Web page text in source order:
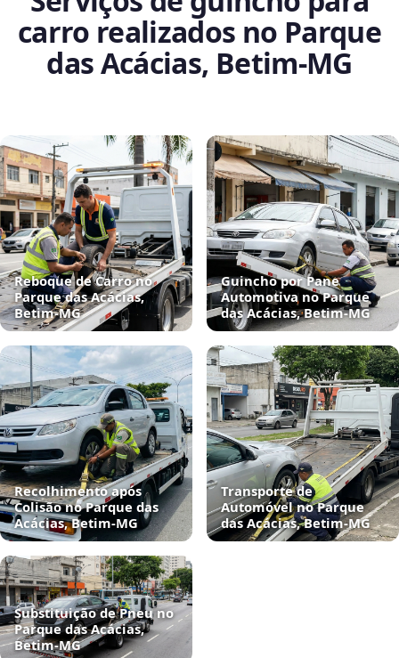
carro realizados no Parque
das Acácias, Betim‑MG
Reboque de Carro no
Parque das Acácias,
Betim‑MG
Guincho por Pane
Automotiva no Parque
das Acácias, Betim‑MG
Recolhimento após
Colisão no Parque das
Acácias, Betim‑MG
Transporte de
Automóvel no Parque
das Acácias, Betim‑MG
Substituição de Pneu no
Parque das Acácias,
Betim‑MG